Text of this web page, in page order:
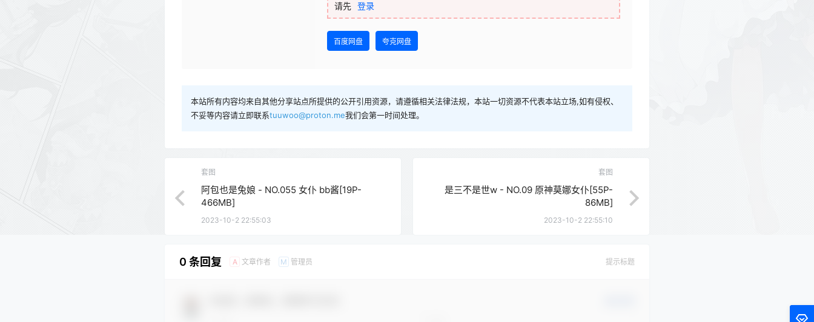
请先 登录
百度网盘 夸克网盘
本站所有内容均来自其他分享站点所提供的公开引用资源，请遵循相关法律法规，本站一切资源不代表本站立场,如有侵权、
不妥等内容请立即联系tuuwoo@proton.me我们会第一时间处理。
套图
阿包也是兔娘 - NO.055 女仆 bb酱[19P-
466MB]
2023-10-2 22:55:03
套图
是三不是世w - NO.09 原神莫娜女仆[55P-
86MB]
2023-10-2 22:55:10
0 条回复 A 文章作者 M 管理员 提示标题